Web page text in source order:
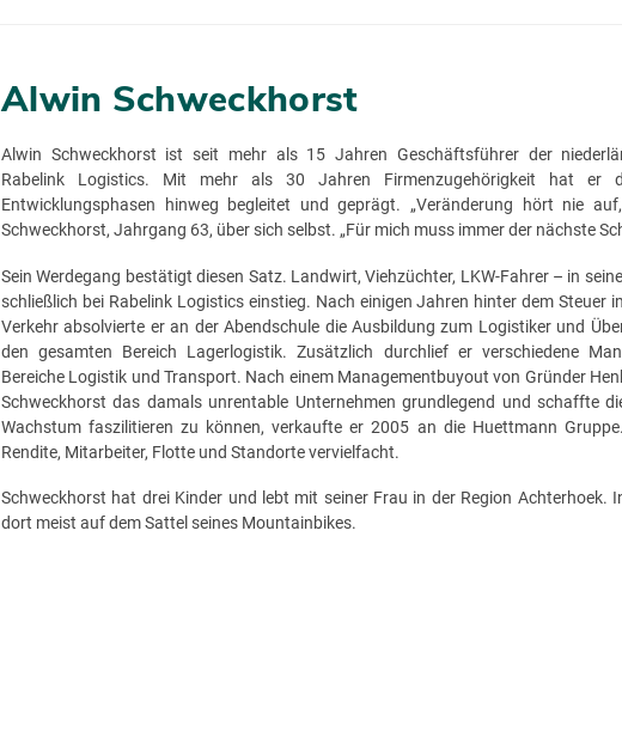
Al­win Schweck­horst
Alwin Schweckhorst ist seit mehr als 15 Jahren Geschäftsführer der
Rabelink Logistics. Mit mehr als 30 Jahren Firmenzugehörigkeit hat er
Entwicklungsphasen hinweg begleitet und geprägt. „Veränderung hört nie
Schweckhorst, Jahrgang 63, über sich selbst. „Für mich muss immer der nächste
Sein Werdegang bestätigt diesen Satz. Landwirt, Viehzüchter, LKW-Fahrer – in
schließlich bei Rabelink Logistics einstieg. Nach einigen Jahren hinter dem Steuer
Verkehr absolvierte er an der Abendschule die Ausbildung zum Logistiker und
den gesamten Bereich Lagerlogistik. Zusätzlich durchlief er verschiedene
Bereiche Logistik und Transport. Nach einem Managementbuyout von Gründer
Schweckhorst das damals unrentable Unternehmen grundlegend und schaffte
Wachstum faszilitieren zu können, verkaufte er 2005 an die Huettmann
Rendite, Mitarbeiter, Flotte und Standorte vervielfacht.
Schweckhorst hat drei Kinder und lebt mit seiner Frau in der Region Achterhoek.
dort meist auf dem Sattel seines Mountainbikes.